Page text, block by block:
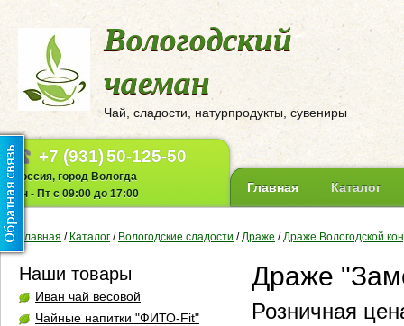
Вологодский
чаеман
Чай, сладости, натурпродукты, сувениры
+7 (931)50-125-50
Россия, город Вологда
Пн - Пт с 09:00 до 17:00
Главная Каталог
Главная / Каталог / Вологодские сладости / Драже / Драже Вологодской
Наши товары
Иван чай весовой
Чайные напитки "ФИТО-Fit"
Драже
Розничная